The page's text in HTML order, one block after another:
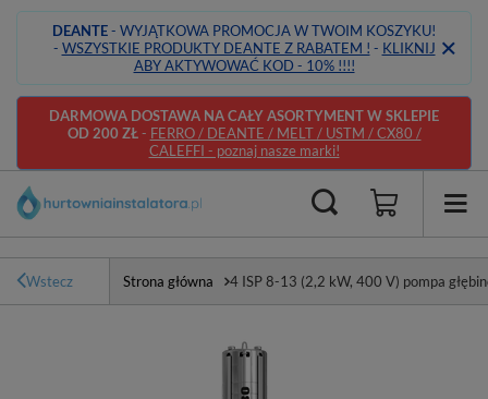
DEANTE- WYJĄTKOWA PROMOCJA W TWOIM KOSZYKU!
- WSZYSTKIE PRODUKTY DEANTE Z RABATEM ! - KLIKNIJ
ABY AKTYWOWAĆ KOD - 10% !!!!
DARMOWA DOSTAWA NA CAŁY ASORTYMENT W SKLEPIE
OD 200 ZŁ- FERRO / DEANTE / MELT / USTM / CX80 /
CALEFFI - poznaj nasze marki!
Wstecz Strona główna 4 ISP 8-13 (2,2 kW, 400 V) pompa